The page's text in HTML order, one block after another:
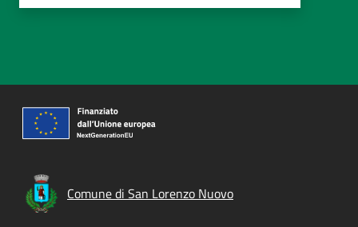
Comune di San Lorenzo Nuovo